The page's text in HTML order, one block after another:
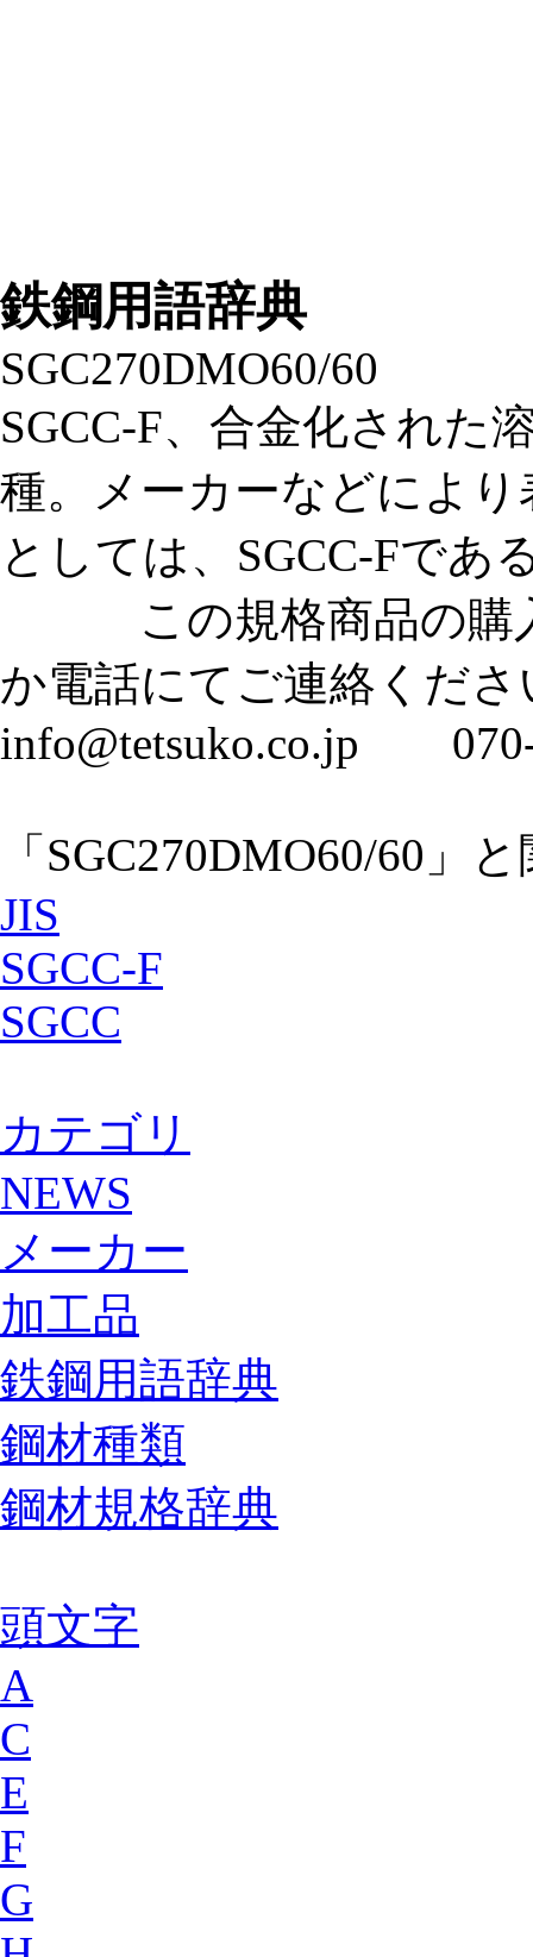
鉄鋼用語辞典
SGC270DMO60/60
SGCC-F、合金化された
種。メーカーなどによ
としては、SGCC-Fであ
この規格商品の購入
か電話にてご連絡くだ
info@tetsuko.co.jp 070-
「SGC270DMO60/60」
JIS
SGCC-F
SGCC
カテゴリ
NEWS
メーカー
加工品
鉄鋼用語辞典
鋼材種類
鋼材規格辞典
頭文字
A
C
E
F
G